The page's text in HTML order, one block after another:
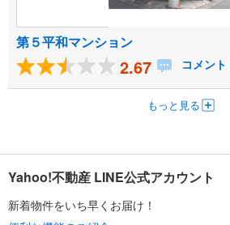
第５平和マンション
2.67 コメント
もっと見る
Yahoo!不動産 LINE公式アカウント
新着物件をいち早くお届け！